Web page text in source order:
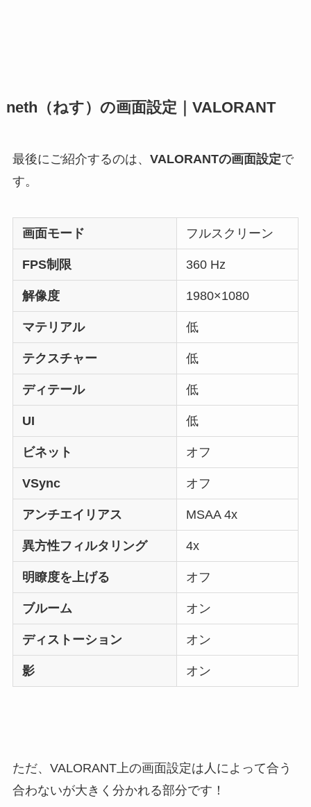
neth（ねす）の画面設定｜VALORANT
最後にご紹介するのは、 VALORANTの画面設定で
す。
画面モード フルスクリーン
FPS制限 360 Hz
解像度 1980×1080
マテリアル 低
テクスチャー 低
ディテール 低
UI 低
ビネット オフ
VSync オフ
アンチエイリアス MSAA 4x
異方性フィルタリング 4x
明瞭度を上げる オフ
ブルーム オン
ディストーション オン
影 オン
ただ、VALORANT上の画面設定は人によって合う
合わないが大きく分かれる部分です！